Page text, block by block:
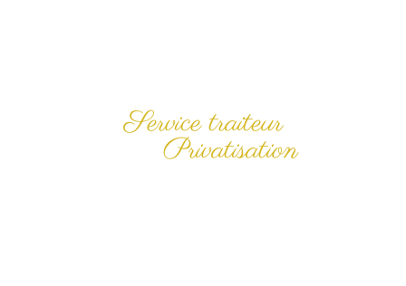
Service traiteur
Privatisation